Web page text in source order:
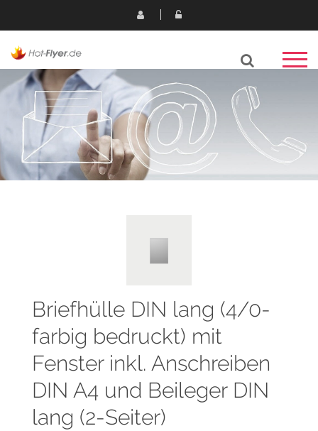
Briefhülle DIN lang (4/0-
farbig bedruckt) mit
Fenster inkl. Anschreiben
DIN A4 und Beileger DIN
lang (2-Seiter)